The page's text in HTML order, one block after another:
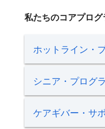
私たちのコアプログ
ホットライン・
シニア・プログ
ケアギバー・サ